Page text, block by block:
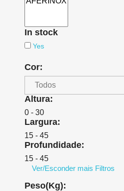
In stock
Yes
Cor:
Altura:
0 - 30
Largura:
15 - 45
Profundidade:
15 - 45
Ver/Esconder mais Filtros
Peso(Kg):